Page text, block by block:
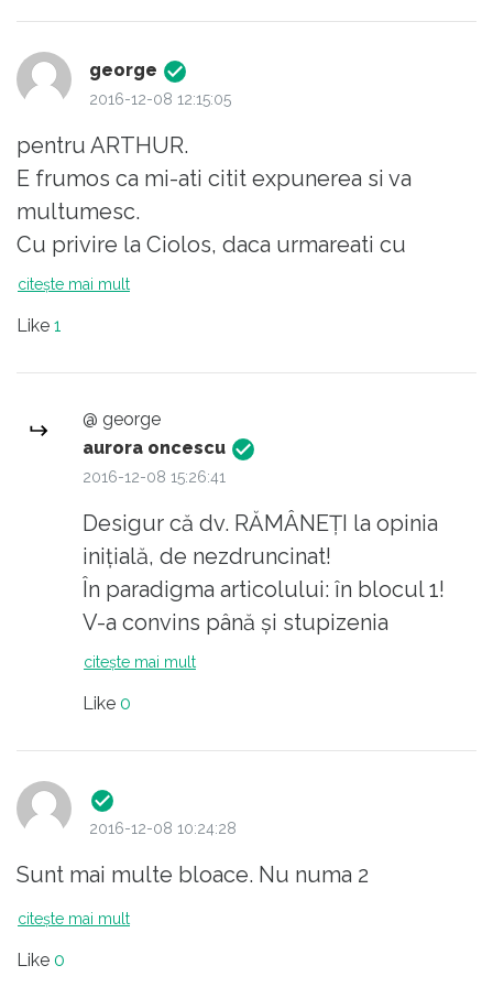
george
2016-12-08 12:15:05
pentru ARTHUR.
E frumos ca mi-ati citit expunerea si va
multumesc.
Cu privire la Ciolos, daca urmareati cu
atentie ce a spus, in discutia de la A3, rezulta
cauta sa mermeleasca afirmatiile anterioare.
Dar, raman la opinia mea, ca indiferent
despre ce s-ar discuta, acest premier de
ocazie vorbeste vorbe.Are stereotipuri,
tautologie, repetitii cu alte cuvinte.Deci,
vorbeste vorbe.Despre vestimentatie,
dovedeste lipsa de respect fata de
telespectatori.
In rest, sanatate si la mai multe
comentarii.Nu este obligatoriu sa fiti de
acord cu mine.
citește mai mult
Like 1
@ george
aurora oncescu
2016-12-08 15:26:41
Desigur că dv. RĂMÂNEȚI la opinia
inițială, de nezdruncinat!
În paradigma articolului: în blocul 1!
V-a convins până și stupizenia
formulată, din lipsă evidentă de
lipsă de bun simț!
citește mai mult
Like 0
2016-12-08 10:24:28
Sunt mai multe bloace. Nu numa 2
citește mai mult
Like 0